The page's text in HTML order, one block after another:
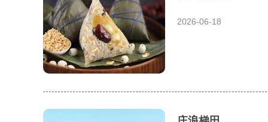
2026-06-18